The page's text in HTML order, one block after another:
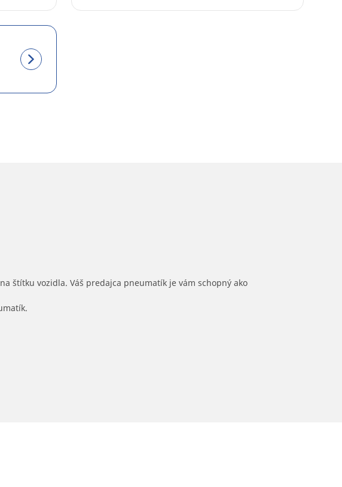
štítku vozidla. Váš predajca pneumatík je vám schopný ako